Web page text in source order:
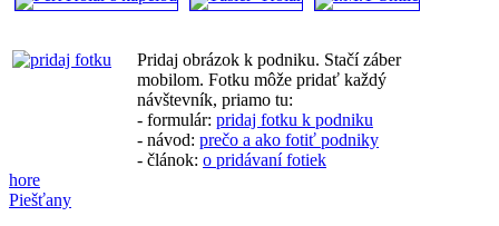
Pridaj obrázok k podniku. Stačí záber
mobilom. Fotku môže pridať každý
návštevník, priamo tu:
- formulár: pridaj fotku k podniku
- návod: prečo a ako fotiť podniky
- článok: o pridávaní fotiek
hore
Piešťany